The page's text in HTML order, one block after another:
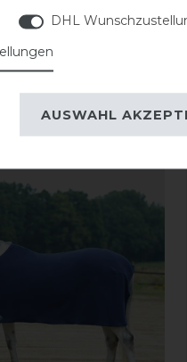
DETAILS
DHL
AUSWAHL